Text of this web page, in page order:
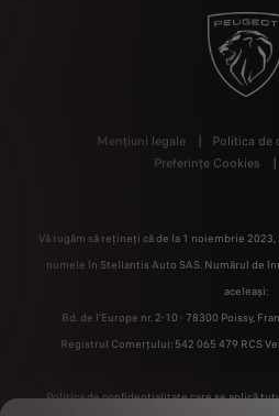
Mențiuni legale
Politica de
Preferințe Cookies
Vă rugăm să rețineți că de la 1 noiembrie
numele în Stellantis Auto SAS. Numărul de
aceleași:
Bd. de l'Europe nr. 2-10 - 78300 Poissy,
Registrul Comerțului: 542 065 479 RCS
Politica de confidențialitate care se aplică